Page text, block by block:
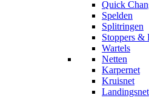
Quick
Spelden
Splitringen
Stoppers &
Wartels
Netten
Karpernet
Kruisnet
Landingsnet